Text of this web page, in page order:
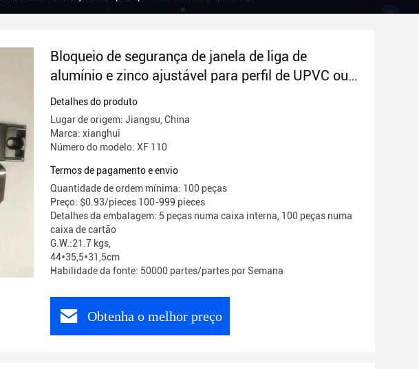
Bloqueio de segurança de janela de liga de
alumínio e zinco ajustável para perfil de UPVC ou
alumínio
Detalhes do produto
Lugar de origem: Jiangsu, China
Marca: xianghui
Número do modelo: XF 110
Termos de pagamento e envio
Quantidade de ordem mínima: 100 peças
Preço: $0.93/pieces 100-999 pieces
Detalhes da embalagem: 5 peças numa caixa interna, 100 peças numa
caixa de cartão
G.W.:21.7 kgs,
44*35,5*31,5cm
Habilidade da fonte: 50000 partes/partes por Semana
Obtenha o melhor preço